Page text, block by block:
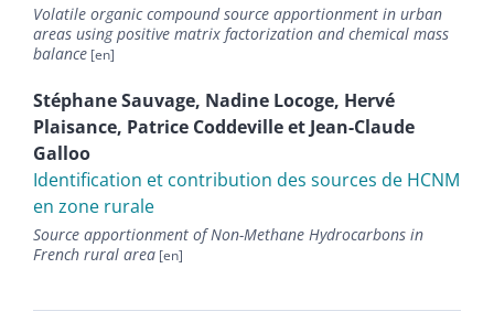
Volatile organic compound source apportionment in urban
areas using positive matrix factorization and chemical mass
balance
StéphaneSauvage, Nadine Locoge, Hervé
Plaisance, Patrice Coddevilleet Jean-Claude
Galloo
Identification et contribution des sources de HCNM
en zone rurale
Source apportionment of Non-Methane Hydrocarbons in
French rural area